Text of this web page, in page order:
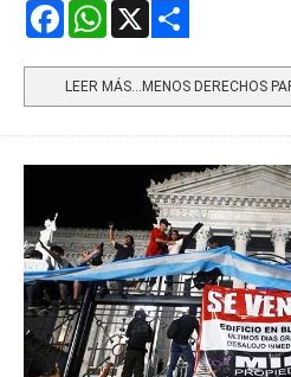
FacebookWhatsApp
LEER MÁS…MENOS DERECHOS